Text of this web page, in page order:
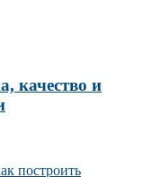
качество и